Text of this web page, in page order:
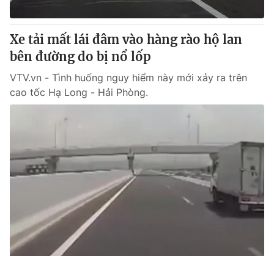
® Cấm sao chép dưới mọi hình thức nếu không có sự chấp
thuận bằng văn bản. Ghi rõ nguồn VTV.vn khi phát hành lại
thông tin từ website này.
Xe tải mất lái đâm vào hàng rào hộ lan
bên đường do bị nổ lốp
VTV.vn - Tình huống nguy hiểm này mới xảy ra trên
cao tốc Hạ Long - Hải Phòng.